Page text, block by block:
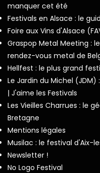
manquer cet été
Festivals en Alsace : le
Foire aux Vins d'Alsace
Graspop Metal Meeting :
rendez-vous metal de
Hellfest : le plus grand
Le Jardin du Michel
| J'aime les Festivals
Les Vieilles Charrues : le
Bretagne
Mentions légales
Musilac : le festival d'Aix-
Newsletter !
No Logo Festival